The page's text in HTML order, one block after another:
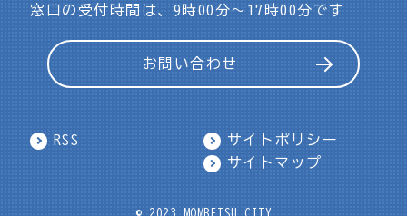
窓口の受付時間は、9時00分～17時00分です
お問い合わせ
RSS
サイトポリシー
サイトマップ